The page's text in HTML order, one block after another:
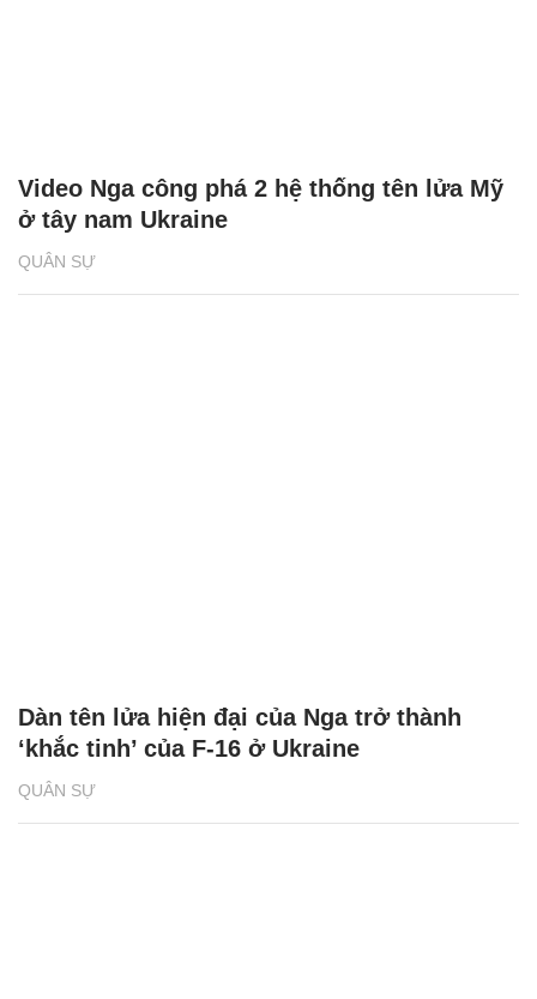
QUÂN SỰ
Video Nga công phá 2 hệ thống tên lửa Mỹ
ở tây nam Ukraine
QUÂN SỰ
Dàn tên lửa hiện đại của Nga trở thành
‘khắc tinh’ của F-16 ở Ukraine